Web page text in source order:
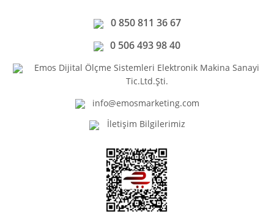
0 850 811 36 67
0 506 493 98 40
Emos Dijital Ölçme Sistemleri Elektronik Makina Sanayi
Tic.Ltd.Şti.
info@emosmarketing.com
İletişim Bilgilerimiz